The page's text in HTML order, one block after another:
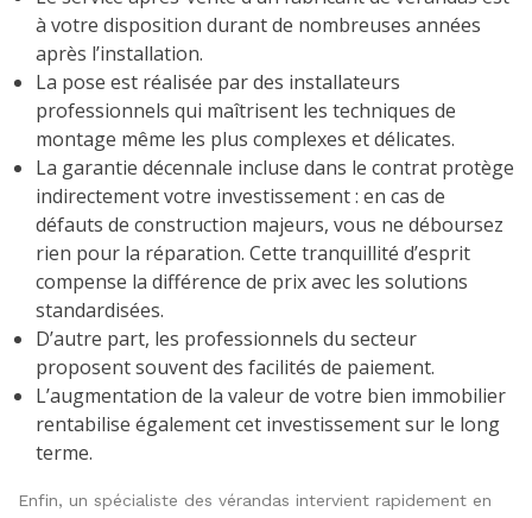
à votre disposition durant de nombreuses années
après l’installation.
La pose est réalisée par des installateurs
professionnels qui maîtrisent les techniques de
montage même les plus complexes et délicates.
La garantie décennale incluse dans le contrat protège
indirectement votre investissement : en cas de
défauts de construction majeurs, vous ne déboursez
rien pour la réparation. Cette tranquillité d’esprit
compense la différence de prix avec les solutions
standardisées.
D’autre part, les professionnels du secteur
proposent souvent des facilités de paiement.
L’augmentation de la valeur de votre bien immobilier
rentabilise également cet investissement sur le long
terme.
Enfin, un spécialiste des vérandas intervient rapidement en